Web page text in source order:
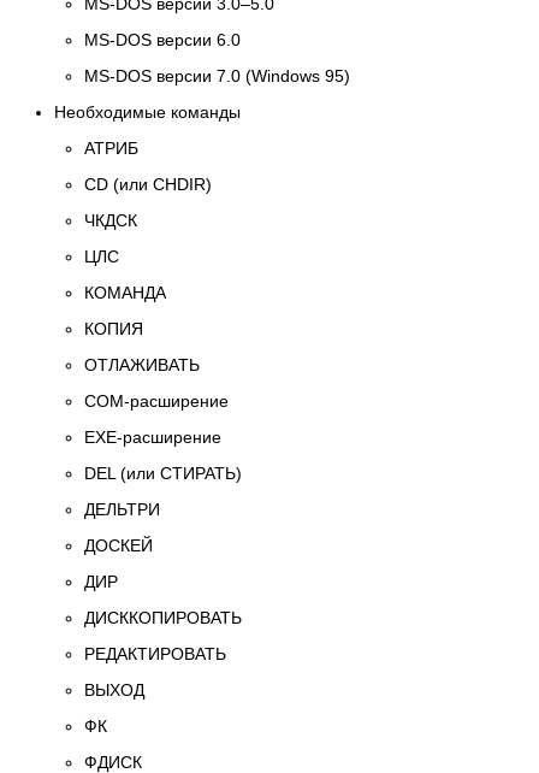
MS-DOS версии 6.0
MS-DOS версии 7.0 (Windows 95)
Необходимые команды
АТРИБ
CD (или CHDIR)
ЧКДСК
ЦЛС
КОМАНДА
КОПИЯ
ОТЛАЖИВАТЬ
COM-расширение
EXE-расширение
DEL (или СТИРАТЬ)
ДЕЛЬТРИ
ДОСКЕЙ
ДИР
ДИСККОПИРОВАТЬ
РЕДАКТИРОВАТЬ
ВЫХОД
ФК
ФДИСК